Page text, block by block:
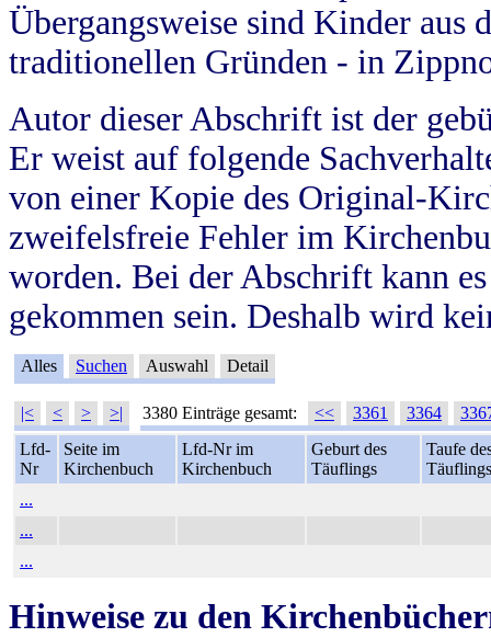
Übergangsweise sind Kinder aus
traditionellen Gründen - in
Autor dieser Abschrift ist der
Er weist auf folgende
von einer Kopie des Original-
zweifelsfreie Fehler im
worden. Bei der Abschrift kann
gekommen sein. Deshalb wird
Alles Suchen Auswahl Detail
|< < > >| 3380 Einträge gesamt: << 3361 3364
Lfd-
Nr
Seite im
Kirchenbuch
Lfd-Nr im
Kirchenbuch
Geburt des
Täuflings
Taufe
Täuflings
...
...
...
Hinweise zu den